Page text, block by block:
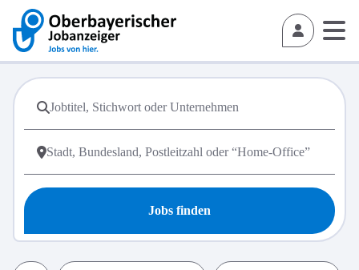
Jobs finden